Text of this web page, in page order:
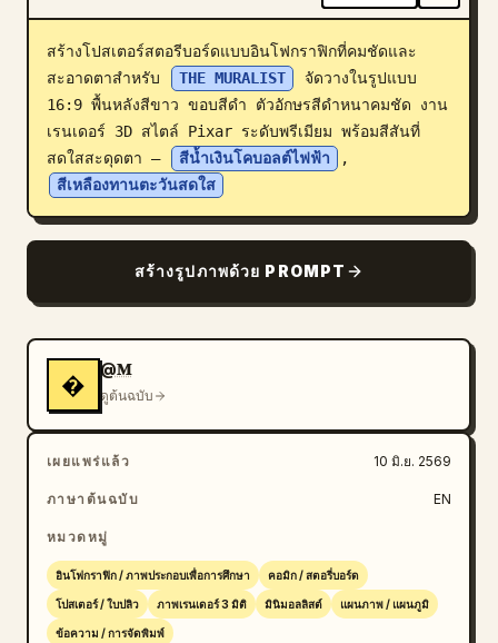
ดาวน์โหลด
บล็อก
อัปเดต
สร้างโปสเตอร์สตอรีบอร์ดแบบอินโฟกราฟิกที่คมชัดและ
สะอาดตาสำหรับ
THE MURALIST
จัดวางในรูปแบบ
16:9 พื้นหลังสีขาว ขอบสีดำ ตัวอักษรสีดำหนาคมชัด งาน
เรนเดอร์ 3D สไตล์ Pixar ระดับพรีเมียม พร้อมสีสันที่
สดใสสะดุดตา —
สีน้ำเงินโคบอลต์ไฟฟ้า
,
สีเหลืองทานตะวันสดใส
สร้างรูปภาพด้วย PROMPT
�
@𝐌
ดูต้นฉบับ
เผยแพร่แล้ว 10 มิ.ย. 2569
ภาษาต้นฉบับ EN
หมวดหมู่
อินโฟกราฟิก / ภาพประกอบเพื่อการศึกษา คอมิก / สตอรี่บอร์ด
โปสเตอร์ / ใบปลิว ภาพเรนเดอร์ 3 มิติ มินิมอลลิสต์ แผนภาพ / แผนภูมิ
ข้อความ / การจัดพิมพ์